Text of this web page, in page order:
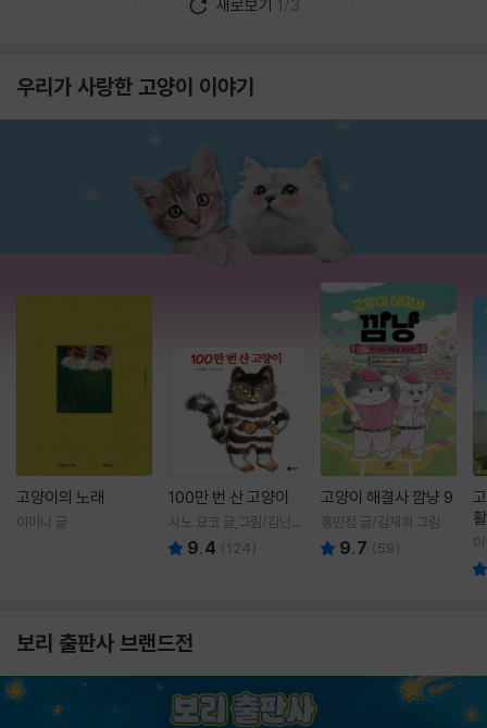
새로보기 1/3
우리가 사랑한 고양이 이야기
고양이의 노래
이미나 글
100만 번 산 고양이
사노 요코 글,그림/김난주
역 9.4 (124)
고양이 해결사 깜냥 9
홍민정 글/김재희 그림
9.7 (59)
보리 출판사 브랜드전